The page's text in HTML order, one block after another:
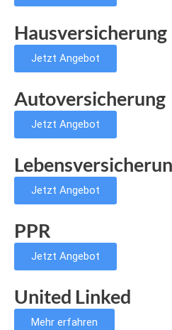
Hausversicherung
Jetzt Angebot
Autoversicherung
Jetzt Angebot
Jetzt Angebot
PPR
Jetzt Angebot
United Linked
Mehr erfahren